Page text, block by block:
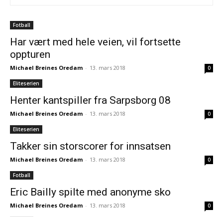
Fotball
Har vært med hele veien, vil fortsette
oppturen
Michael Breines Oredam - 13. mars 2018 0
Eliteserien
Henter kantspiller fra Sarpsborg 08
Michael Breines Oredam - 13. mars 2018 0
Eliteserien
Takker sin storscorer for innsatsen
Michael Breines Oredam - 13. mars 2018 0
Fotball
Eric Bailly spilte med anonyme sko
Michael Breines Oredam - 13. mars 2018 0